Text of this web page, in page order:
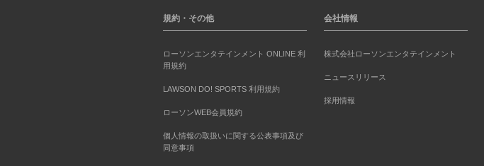
規約・その他
ローソンエンタテインメント ONLINE 利
用規約
LAWSON DO! SPORTS 利用規約
ローソンWEB会員規約
個人情報の取扱いに関する公表事項及び
同意事項
会社情報
株式会社ローソンエンタテインメント
ニュースリリース
採用情報